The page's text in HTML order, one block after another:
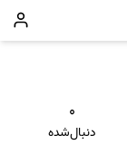
۰
دنبال‌شده